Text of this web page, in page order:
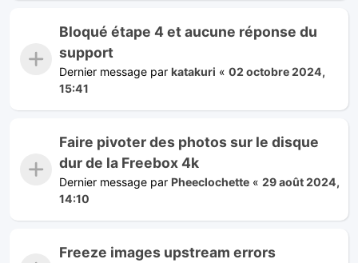
Bloqué étape 4 et aucune réponse du
support
Dernier message par katakuri « 02 octobre 2024,
15:41
Faire pivoter des photos sur le disque
dur de la Freebox 4k
Dernier message par Pheeclochette « 29 août 2024,
14:10
Freeze images upstream errors